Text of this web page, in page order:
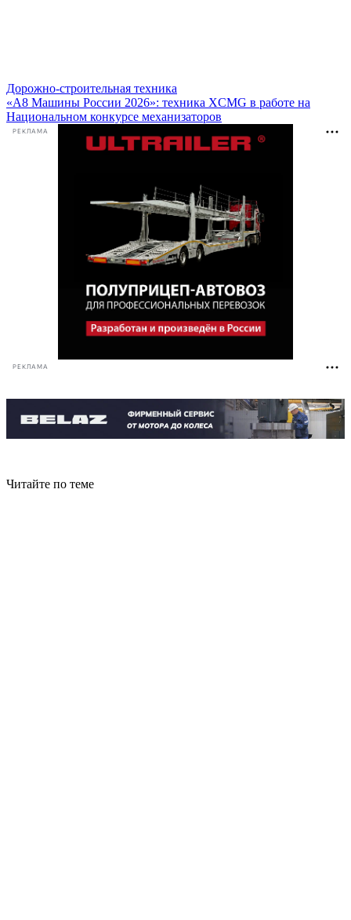
Дорожно-строительная техника
«А8 Машины России 2026»: техника XCMG в работе на
Национальном конкурсе механизаторов
РЕКЛАМА
РЕКЛАМА
Читайте по теме